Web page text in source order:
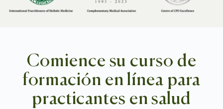
Comience su curso de
formación en línea para
practicantes en salud